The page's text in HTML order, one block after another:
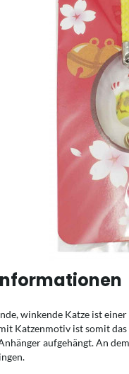
winkende Katze ist
Katzenmotiv ist somit
aufgehängt. An